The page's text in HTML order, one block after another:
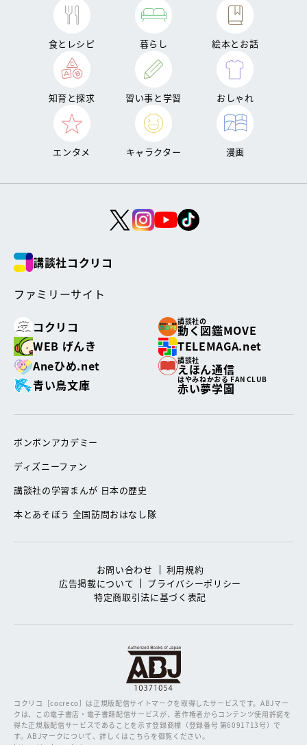
食とレシピ 暮らし 絵本とお話
知育と探求 習い事と学習 おしゃれ
エンタメ キャラクター 漫画
講談社コクリコ
ファミリーサイト
コクリコ
講談社の
動く図鑑MOVE
WEB げんき
TELEMAGA.net
Aneひめ.net
講談社
えほん通信
青い鳥文庫
はやみねかおる FAN CLUB
赤い夢学園
ボンボンアカデミー
ディズニーファン
講談社の学習まんが 日本の歴史
本とあそぼう 全国訪問おはなし隊
お問い合わせ
利用規約
広告掲載について
プライバシーポリシー
特定商取引法に基づく表記
コクリコ［cocreco］は正規版配信サイトマークを取得したサービスです。ABJマー
クは、この電子書店・電子書籍配信サービスが、著作権者からコンテンツ使用許諾を
得た正規版配信サービスであることを示す登録商標（登録番号 第6091713号）で
す。ABJマークについて、詳しくはこちらを御覧ください。